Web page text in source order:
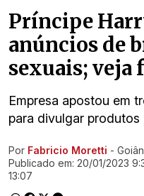
Príncipe
anúncios de
sexuais; veja
Empresa apostou em
para divulgar produtos
Ir direto pra matéria
Por Fabricio Moretti -
Publicado em: 20/01/2023
13:07